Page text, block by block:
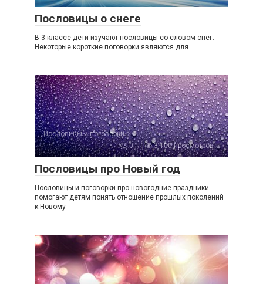
Пословицы о снеге
В 3 классе дети изучают пословицы со словом снег.
Некоторые короткие поговорки являются для
Пословицы и поговорки
0
3 100 просмотров
Пословицы про Новый год
Пословицы и поговорки про новогодние праздники
помогают детям понять отношение прошлых поколений
к Новому